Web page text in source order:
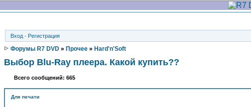
Вход · Регистрация
Форумы R7 DVD » Прочее » Hard'n'Soft
Выбор Blu-Ray плеера. Какой купить??
Всего сообщений: 665
Для печати